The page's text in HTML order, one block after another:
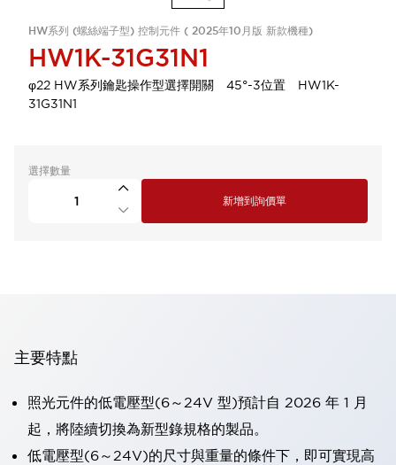
HW系列 (螺絲端子型) 控制元件 ( 2025年10月版 新款機種)
HW1K-31G31N1
φ22 HW系列鑰匙操作型選擇開關 45°-3位置 HW1K-
31G31N1
選擇數量
新增到詢價單
主要特點
照光元件的低電壓型(6～24V 型)預計自 2026 年 1 月
起，將陸續切換為新型錄規格的製品。
低電壓型(6～24V)的尺寸與重量的條件下，即可實現高